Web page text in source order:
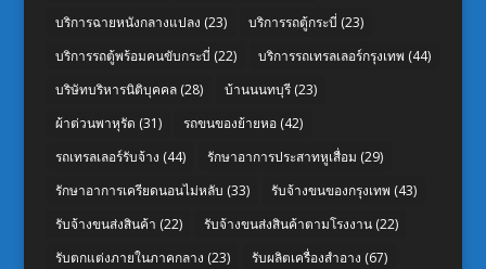
บริการฉายหนังกลางแปลง (23) บริการรถตู้กระบี่ (23)
บริการรถตู้พร้อมคนขับกระบี่ (22) บริการรถเทรลเลอร์กรุงเทพ (44)
บริษัทบริหารนิติบุคคล(28) บ้านนนทบุรี(23)
ผ้าต่วนพาหุรัด (31) รถขนของย้ายหอ(42)
รถเทรลเลอร์รับจ้าง (44) รักษาอาการประสาทหูเสื่อม (29)
รักษาอาการเครียดนอนไม่หลับ (33) รับจ้างขนของกรุงเทพ (43)
รับจ้างขนส่งสินค้า (22) รับจ้างขนส่งสินค้าตามโรงงาน(22)
รับตกแต่งภายในภาคกลาง (23) รับผลิตเครื่องสำอาง (67)